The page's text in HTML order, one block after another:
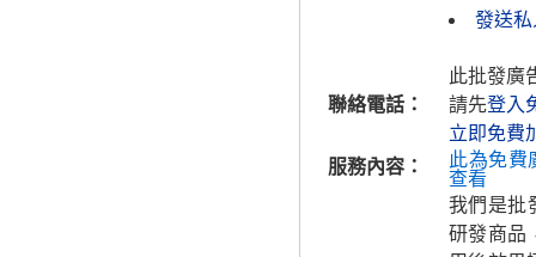
發送私
聯絡電話：
此批發廣
請先登入
立即免費
服務內容：
此為免費
查看
我們是批
研發商品